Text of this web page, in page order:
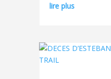
lire plus